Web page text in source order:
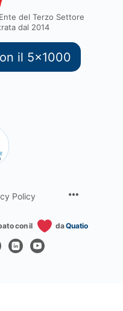
del Terzo Settore
dal 2014
il 5x1000
Policy
con il daQuatio